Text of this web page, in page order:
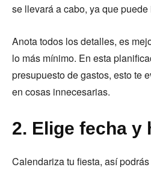
se llevará a cabo, ya que
Anota todos los detalles, es
lo más mínimo. En esta
presupuesto de gastos, esto te
en cosas innecesarias.
2. Elige fecha y
Calendariza tu fiesta, así